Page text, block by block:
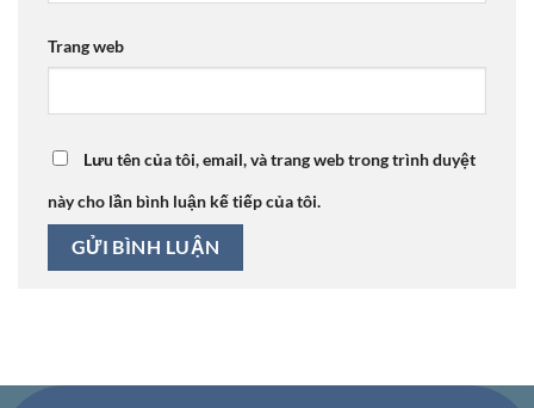
Trang web
Lưu tên của tôi, email, và trang web trong trình duyệt
này cho lần bình luận kế tiếp của tôi.